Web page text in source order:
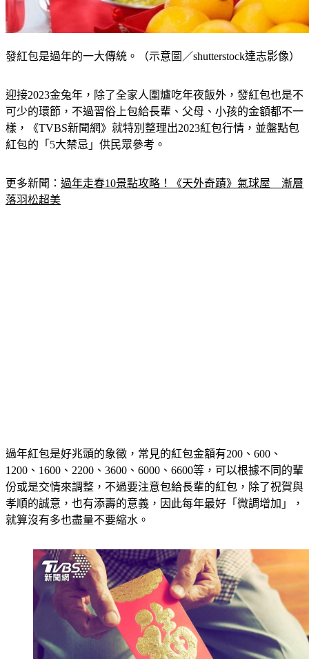
發紅包是過年的一大傳統。（示意圖／shutterstock達志影像）
迎接2023金兔年，除了全家人圍爐吃年夜飯外，發紅包也是不
可少的環節，不過習俗上包給長輩、父母、小孩的金額都不一
樣，《TVBS新聞網》就特別整理出2023紅包行情，並盤點包
紅包的「5大禁忌」供民眾參考。
更多新聞： 過年走春10景點攻略！《天外奇蹟》氣球屋　漸層
落羽松超美
過年紅包是好兆頭的象徵，常見的紅包金額有200、600、
1200、1600、2200、3600、6000、6600等，可以根據不同的輩
份或是交情來調整，不過要注意包給長輩的紅包，除了祝賀與
孝順的誠意，也有添壽的意義，因此每年最好「微調增加」，
就算沒有多也盡量不要縮水。